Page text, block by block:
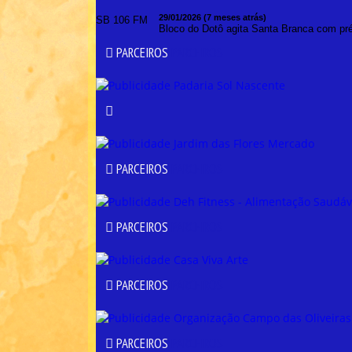
29/01/2026 (7 meses atrás)
Bloco do Dotô agita Santa Branca com
SB 106 FM
PARCEIROS
PARCEIROS
PARCEIROS
PARCEIROS
PARCEIROS